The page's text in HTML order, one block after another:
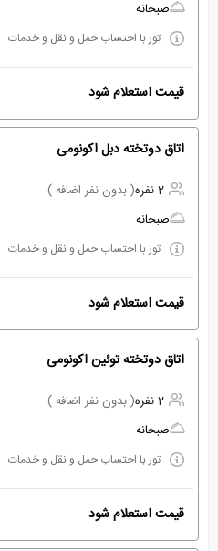
صبحانه
تور با احتساب حمل و نقل و خدمات
قیمت استعلام شود
اتاق دوتخته دبل اکونومی
2 نفره
( بدون نفر اضافه )
صبحانه
تور با احتساب حمل و نقل و خدمات
قیمت استعلام شود
اتاق دوتخته توئین اکونومی
2 نفره
( بدون نفر اضافه )
صبحانه
تور با احتساب حمل و نقل و خدمات
قیمت استعلام شود